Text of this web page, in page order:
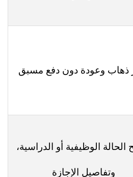
ذهاب وعودة دون دفع مسبق
الحالة الوظيفية أو الدراسية،
وتفاصيل الإجازة